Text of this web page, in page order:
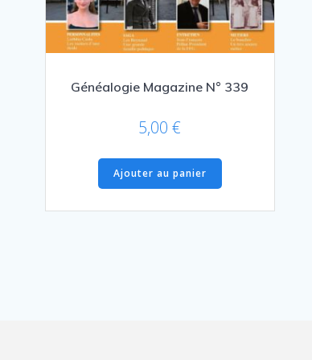
Généalogie Magazine N° 339
5,00€
Ajouter au panier